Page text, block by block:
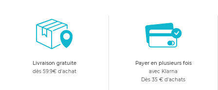
Livraison gratuite
dès 59.9€ d'achat
Payer en plusieurs fois
avec Klarna
Dès 35 € d'achats